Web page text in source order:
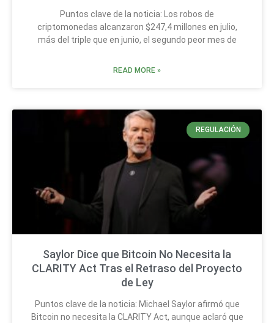
Puntos clave de la noticia: Los robos de
criptomonedas alcanzaron $247,4 millones en julio,
más del triple que en junio, el segundo peor mes de
READ MORE »
REGULACIÓN
Saylor Dice que Bitcoin No Necesita la
CLARITY Act Tras el Retraso del Proyecto
de Ley
Puntos clave de la noticia: Michael Saylor afirmó que
Bitcoin no necesita la CLARITY Act, aunque aclaró que